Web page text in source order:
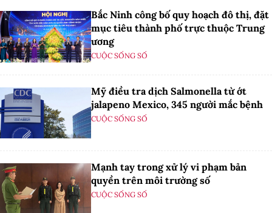
Bắc Ninh công bố quy hoạch đô thị, đặt
mục tiêu thành phố trực thuộc Trung
ương
CUỘC SỐNG SỐ
Mỹ điều tra dịch Salmonella từ ớt
jalapeno Mexico, 345 người mắc bệnh
CUỘC SỐNG SỐ
Mạnh tay trong xử lý vi phạm bản
quyền trên môi trường số
CUỘC SỐNG SỐ